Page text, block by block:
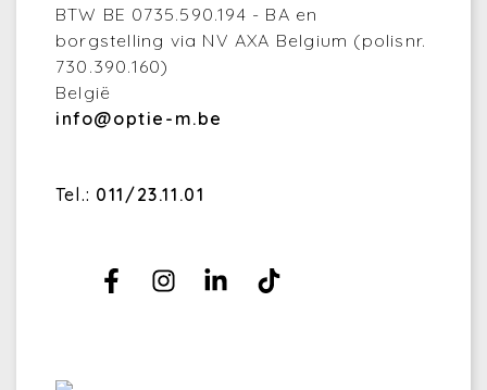
BTW BE 0735.590.194 - BA en
borgstelling via NV AXA Belgium (polisnr.
730.390.160)
België
info@optie-m.be
Tel.: 011/23.11.01